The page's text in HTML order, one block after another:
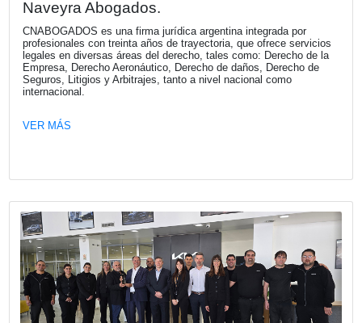
La Cámara Española de Comercio le
bienvenida a su nuevo socio, CABIFY.
Movilidad eficiente con sello español.